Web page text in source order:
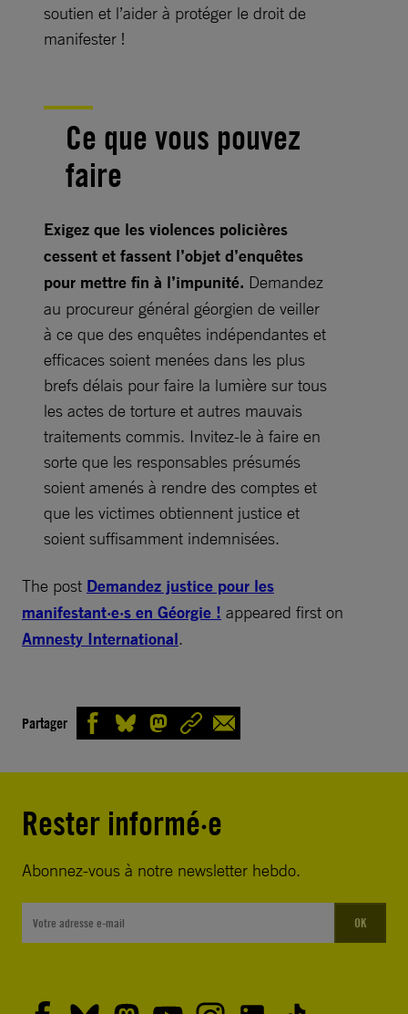
soutien et l’aider à protéger le droit de
manifester !
Ce que vous pouvez
faire
Exigez que les violences policières
cessent et fassent l’objet d’enquêtes
pour mettre fin à l’impunité. Demandez
au procureur général géorgien de veiller
à ce que des enquêtes indépendantes et
efficaces soient menées dans les plus
brefs délais pour faire la lumière sur tous
les actes de torture et autres mauvais
traitements commis. Invitez-le à faire en
sorte que les responsables présumés
soient amenés à rendre des comptes et
que les victimes obtiennent justice et
soient suffisamment indemnisées.
The post Demandez justice pour les
manifestant·e·s en Géorgie ! appeared first on
Amnesty International.
Partager
Rester informé·e
Abonnez-vous à notre newsletter hebdo.
OK